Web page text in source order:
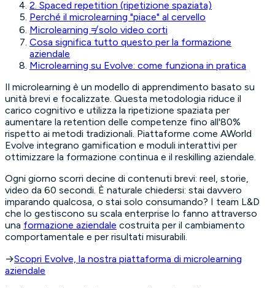
2. Spaced repetition (ripetizione spaziata)
Perché il microlearning "piace" al cervello
Microlearning ≠ solo video corti
Cosa significa tutto questo per la formazione
aziendale
Microlearning su Evolve: come funziona in pratica
Il microlearning è un modello di apprendimento basato su
unità brevi e focalizzate. Questa metodologia riduce il
carico cognitivo e utilizza la ripetizione spaziata per
aumentare la retention delle competenze fino all'80%
rispetto ai metodi tradizionali. Piattaforme come AWorld
Evolve integrano gamification e moduli interattivi per
ottimizzare la formazione continua e il reskilling aziendale.
Ogni giorno scorri decine di contenuti brevi: reel, storie,
video da 60 secondi. È naturale chiedersi: stai davvero
imparando qualcosa, o stai solo consumando? I team L&D
che lo gestiscono su scala enterprise lo fanno attraverso
una formazione aziendale costruita per il cambiamento
comportamentale e per risultati misurabili.
→Scopri Evolve, la nostra piattaforma di microlearning
aziendale